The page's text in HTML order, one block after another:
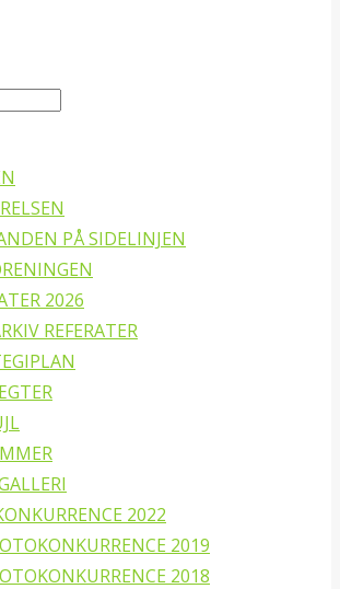
PÅ SIDELINJEN
2026
REFERATER
2022
2019
2018